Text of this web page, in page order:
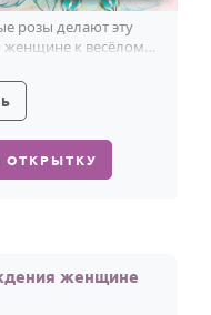
розы делают эту
женщине к весёлому
ОТКРЫТКУ
женщине